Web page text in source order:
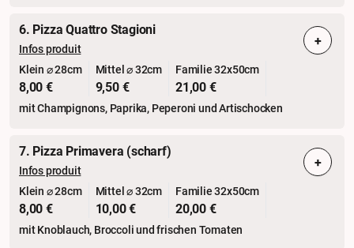
6. Pizza Quattro Stagioni
Infos produit
Klein ⌀ 28cm
8,00 €
Mittel ⌀ 32cm
9,50 €
Familie 32x50cm
21,00 €
mit Champignons, Paprika, Peperoni und Artischocken
+
7. Pizza Primavera (scharf)
Infos produit
Klein ⌀ 28cm
8,00 €
Mittel ⌀ 32cm
10,00 €
Familie 32x50cm
20,00 €
mit Knoblauch, Broccoli und frischen Tomaten
+